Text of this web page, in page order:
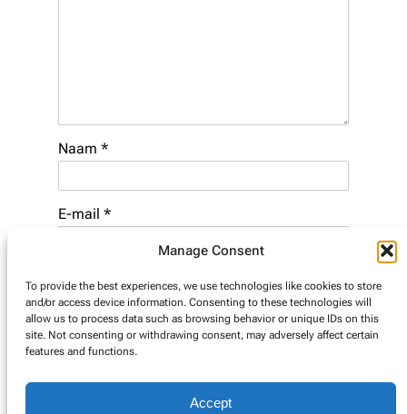
Manage Consent
To provide the best experiences, we use technologies like cookies to store
and/or access device information. Consenting to these technologies will
allow us to process data such as browsing behavior or unique IDs on this
site. Not consenting or withdrawing consent, may adversely affect certain
features and functions.
Accept
Naam *
E-mail *
Website